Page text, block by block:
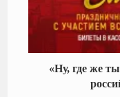
«Ну, где же